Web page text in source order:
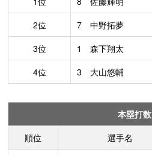
2位
7 中野拓夢
3位
1 森下翔太
4位
3 大山悠輔
本塁打数
順位
選手名